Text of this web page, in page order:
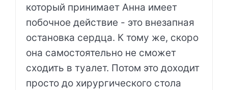
который принимает Анна имеет
побочное действие - это внезапная
остановка сердца. К тому же, скоро
она самостоятельно не сможет
сходить в туалет. Потом это доходит
просто до хирургического стола